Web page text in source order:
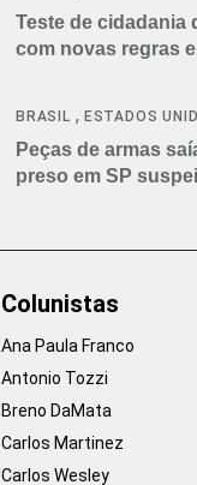
Teste de cidadania
com novas regras
BRASIL , ESTADOS
Peças de armas
preso em SP
Colunistas
Ana Paula Franco
Antonio Tozzi
Breno DaMata
Carlos Martinez
Carlos Wesley